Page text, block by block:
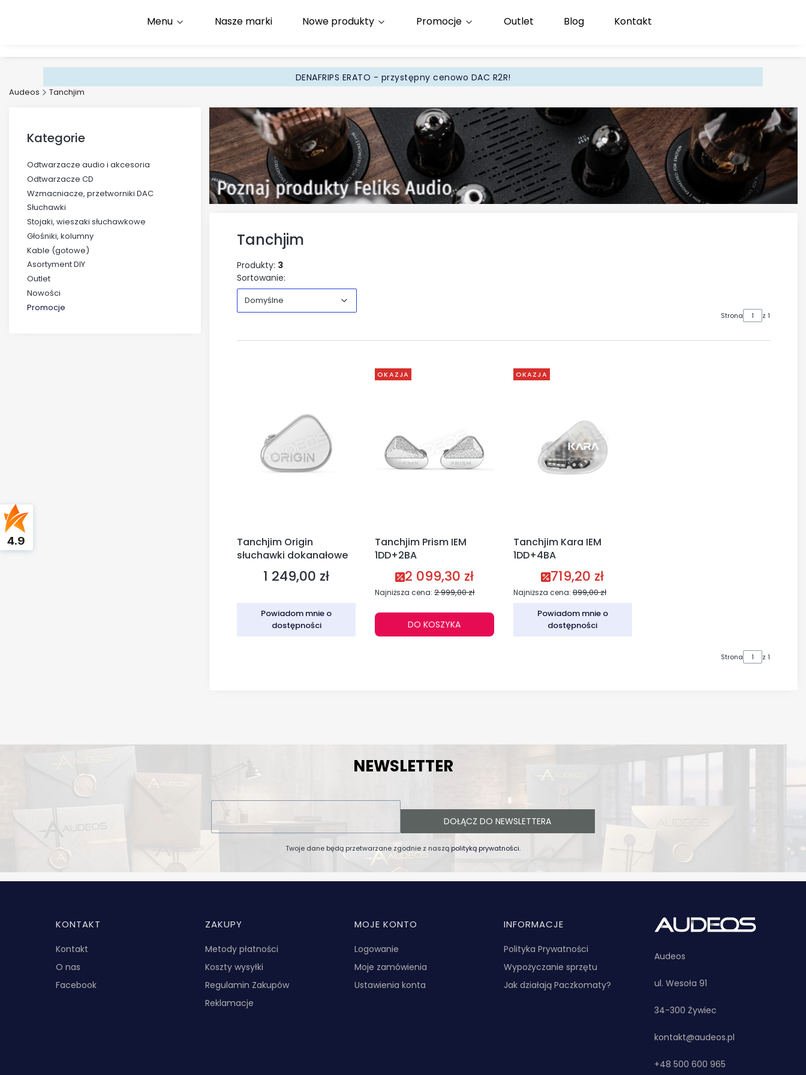
Infolinia:
+48 500 600 965
DENAFRIPS ERATO - przystępny cenowo DAC R2R!
Menu Nasze marki Nowe produkty Promocje Outlet Blog Kontakt
Audeos Tanchjim
Kategorie
Odtwarzacze audio i akcesoria
Odtwarzacze CD
Wzmacniacze, przetworniki DAC
Słuchawki
Stojaki, wieszaki słuchawkowe
Głośniki, kolumny
Kable (gotowe)
Asortyment DIY
Outlet
Nowości
Promocje
Tanchjim
Produkty: 3
Sortowanie:
Domyślne
Strona z 1
Tanchjim Origin
słuchawki dokanałowe
Cena
1 249,00 zł
Powiadom mnie o
dostępności
OKAZJA
Tanchjim Prism IEM
1DD+2BA
Cena promocyjna
2 099,30 zł
Najniższa cena: 2 999,00 zł
DO KOSZYKA
OKAZJA
Tanchjim Kara IEM
1DD+4BA
Cena promocyjna
719,20 zł
Najniższa cena: 899,00 zł
Powiadom mnie o
dostępności
Strona z 1
NEWSLETTER
DOŁĄCZ DO NEWSLETTERA
Twoje dane będą przetwarzane zgodnie z naszą polityką prywatności.
Linki w stopce
KONTAKT
Kontakt
O nas
Facebook
ZAKUPY
Metody płatności
Koszty wysyłki
Regulamin Zakupów
Reklamacje
MOJE KONTO
Logowanie
Moje zamówienia
Ustawienia konta
INFORMACJE
Polityka Prywatności
Wypożyczanie sprzętu
Jak działają Paczkomaty?
Audeos
ul. Wesoła 91
34-300 Żywiec
kontakt@audeos.pl
+48 500 600 965
4.9